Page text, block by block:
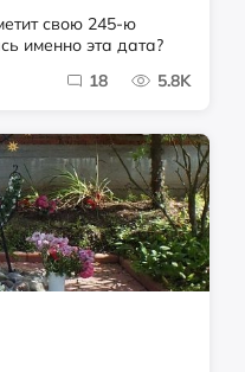
свою 245-ю
именно эта дата?
18 5.8K